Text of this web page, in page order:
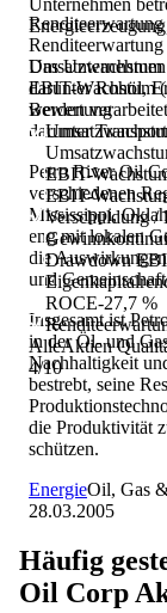
Renditeerwartung
Renditeerwartung
Umsatzwachstum
EBIT-Wachstum
Bewertung
EBIT-
EBIT-
Verschuldung /
Drawdown
ROCE-27,7 %
AlleAktien
4/10
Das
darunter Rohöl,
werden
darunter
Petro River Oil
verschiedenen
Mississippi,
eng mit lokalen
die
und
Insgesamt ist
in der Öl- und
Nachhaltigkeit
bestrebt, seine
die Produktivität
schützen.
EnergieOil, Gas
28.03.2005
Häufig
Oil Corp